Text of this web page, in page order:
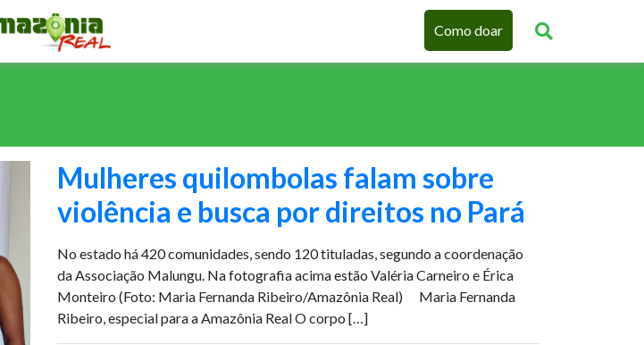
Como doar
Mulheres quilombolas falam sobre
violência e busca por direitos no Pará
No estado há 420 comunidades, sendo 120 tituladas, segundo a coordenação
da Associação Malungu. Na fotografia acima estão Valéria Carneiro e Érica
Monteiro (Foto: Maria Fernanda Ribeiro/Amazônia Real) Maria Fernanda
Ribeiro, especial para a Amazônia Real O corpo […]